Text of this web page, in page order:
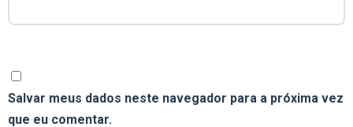
Salvar meus dados neste navegador para a próxima vez
que eu comentar.